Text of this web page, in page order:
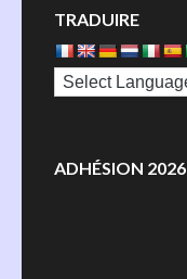
TRADUIRE
ADHÉSION 2026